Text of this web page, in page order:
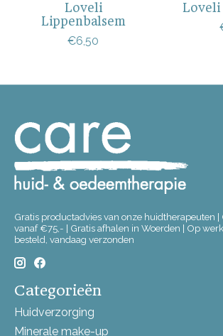
Loveli
Lippenbalsem
€6,50
Loveli
Gratis productadvies van onze huidtherapeuten |
vanaf €75,- | Gratis afhalen in Woerden | Op
besteld, vandaag verzonden
Categorieën
Huidverzorging
Minerale make-up